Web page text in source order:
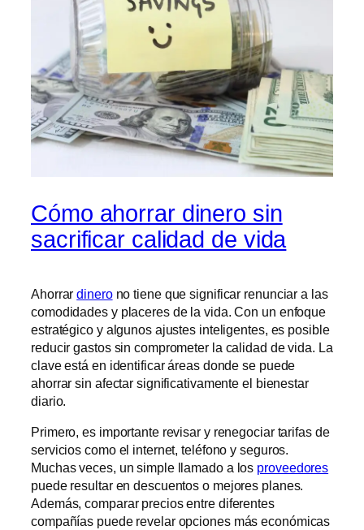
Cómo ahorrar dinero sin
sacrificar calidad de vida
Ahorrardinerono tiene que significar renunciar a las
comodidades y placeres de la vida. Con un enfoque
estratégico y algunos ajustes inteligentes, es posible
reducir gastos sin comprometer la calidad de vida. La
clave está en identificar áreas donde se puede
ahorrar sin afectar significativamente el bienestar
diario.
Primero, es importante revisar y renegociar tarifas de
servicios como el internet, teléfono y seguros.
Muchas veces, un simple llamado a los proveedores
puede resultar en descuentos o mejores planes.
Además, comparar precios entre diferentes
compañías puede revelar opciones más económicas